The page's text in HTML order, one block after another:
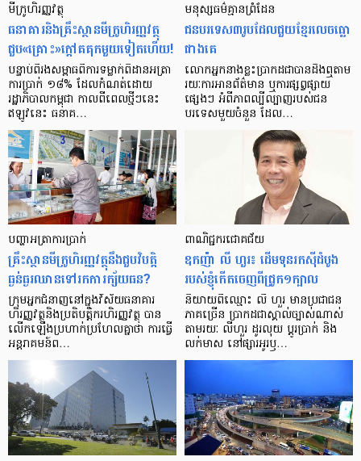
មីក្រូ​ហិរញ្ញវត្ថុ
ធនាគារ​និង​គ្រឹះស្ថាន​មីក្រូ​ហិរញ្ញវត្ថុ​
ជួប«គ្រោះ»ក្តៅ​គគុក​មួយ​ទៀត​ហើយ!
បន្ទាប់​ពី​រង​សម្ពាធ​​ពី​ការ​ទម្លាក់​ពិដាន​អត្រា​
ការ​ប្រាក់ ១៨​% ដែល​កំណត់​ដោយ​
រដ្ឋាភិបាល​កម្ពុជា កាល​ពី​ពេល​ថ្មីៗ​នេះ
ឥឡូវ​នេះ ធនាគ…
មនុស្ស​ធម៌​គ្មាន​ព្រំដែន
ជន​បរទេស​៣​រូប​ដែល​ជួយ​ខ្មែរ​លេច​ធ្លោ​
ជាង​គេ
លោកអ្នក​នាង​ខ្លះ​ប្រាកដ​ជា​បាន​​ដឹង​ឮ​តាម​
រយៈ​ការ​អាន​ព័ត៌មាន ឬ​ការ​ផ្សព្វផ្សាយ​
ផ្សេងៗ អំពី​ភាព​ល្បីល្បាញ​របស់​ជន​
បរទេស​មួយ​ចំនួន ដែល…
បញ្ហា​អត្រា​ការប្រាក់
គ្រឹះស្ថាន​មីក្រូ​ហិរញ្ញវត្ថុ​នឹង​ជួប​វិបត្តិ​
ធ្ងន់ធ្ងរ​ឈាន​ទៅ​រក​ការ​ក្ស័យធន?
ក្រុម​អ្នក​ជំនាញ​នៅ​ក្នុង​វិស័យ​ធនាគារ
ហិរញ្ញវត្ថុ​និង​ប្រតិបត្តិករ​ហិរញ្ញ​វត្ថុ បាន​​
លើក​ឡើង​ប្រហាក់​ប្រហែល​គ្នា​ថា ការ​ធ្វើ​
អន្តរាគមន៍​ព…
ពាណិជ្ជករជោគជ័យ
ឧកញ៉ា លី ហួរ៖ ដើមទុនរកស៊ីដំបូង
របស់ខ្ញុំកើតចេញពីជ្រូក១ក្បាល
និយាយ​ពី​ឈ្មោះ លី ហួរ មាន​ប្រជាជន​
ភាគ​ច្រើន ប្រាកដ​ជា​ស្គាល់​ច្បាស់​ណាស់
តាមរយៈ លីហួរ ដូរ​លុយ ប្តូរ​បា្រក់ និង​
លក់​មាស នៅ​ផ្សារ​អូរ​ឫ…